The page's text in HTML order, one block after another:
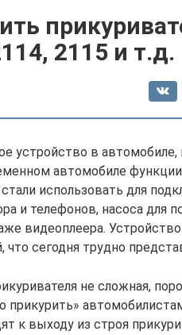
2115 и т.д.
устройство в автомобиле,
автомобиле
использовать для
и телефонов, насоса для
видеоплеера.
что сегодня трудно
не сложная,
прикурить»
к выходу из строя